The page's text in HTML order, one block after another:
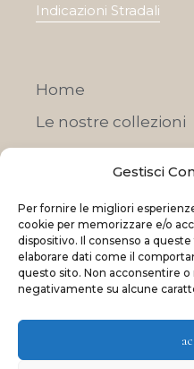
Gestisci
Per fornire le migliori
cookie per memorizzare e/o
dispositivo. Il consenso a
elaborare dati come il
questo sito. Non acconsentire
negativamente su alcune
Indicazioni Stradali
Home
Le nostre collezioni
OFFERTE
© 2023 La Maison Des